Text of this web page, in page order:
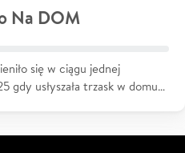
Na DOM
się w ciągu jednej
gdy usłyszała trzask w domu…